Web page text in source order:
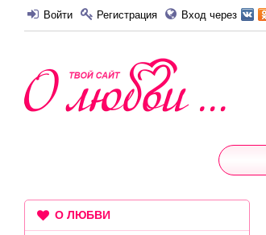
Войти Регистрация Вход через
О ЛЮБВИ